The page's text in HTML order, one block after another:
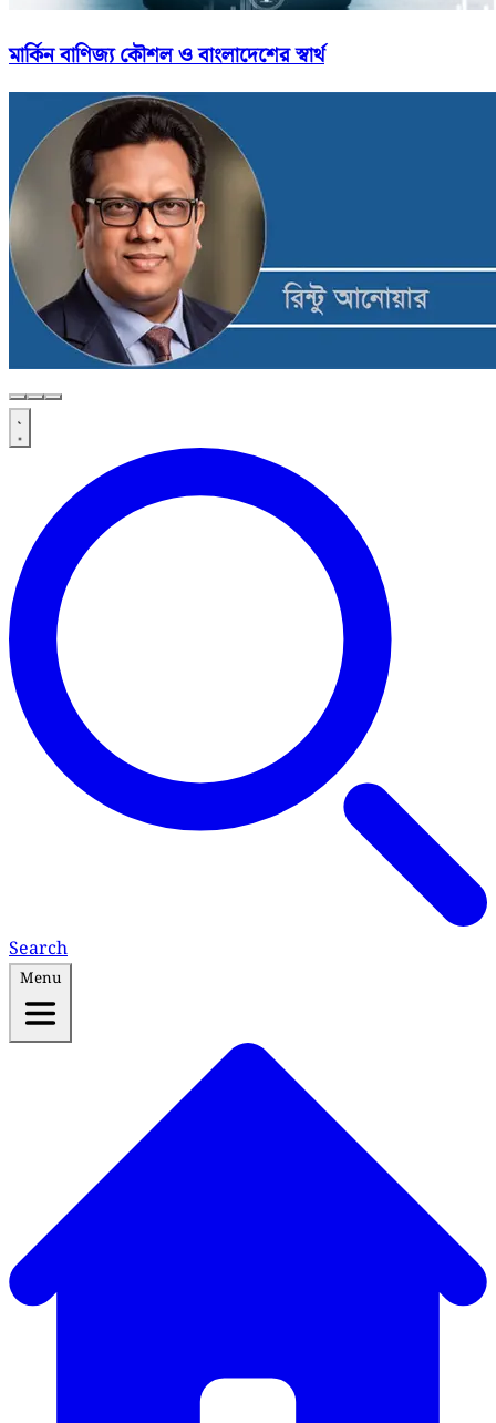
মার্কিন বাণিজ্য কৌশল ও বাংলাদেশের স্বার্থ
Search
Menu